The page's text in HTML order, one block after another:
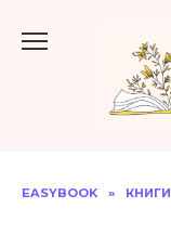
до
EASYBOOK » КНИГИ